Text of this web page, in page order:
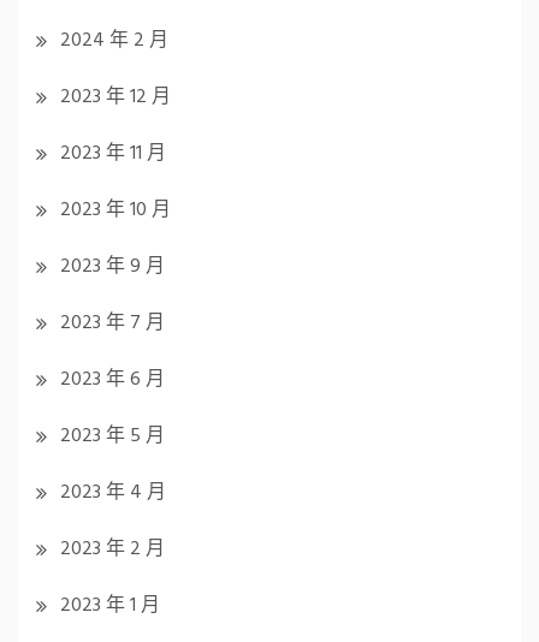
2024 年 2 月
2023 年 12 月
2023 年 11 月
2023 年 10 月
2023 年 9 月
2023 年 7 月
2023 年 6 月
2023 年 5 月
2023 年 4 月
2023 年 2 月
2023 年 1 月